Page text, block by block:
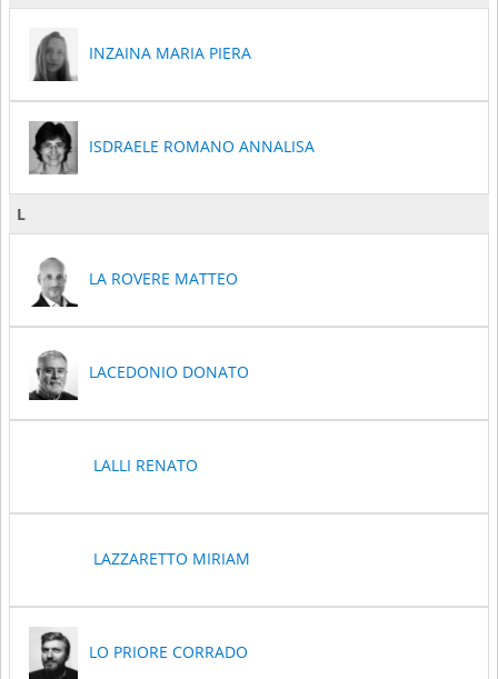
INZAINA MARIA PIERA
ISDRAELE ROMANO ANNALISA
L
LA ROVERE MATTEO
LACEDONIO DONATO
LALLI RENATO
LAZZARETTO MIRIAM
LO PRIORE CORRADO